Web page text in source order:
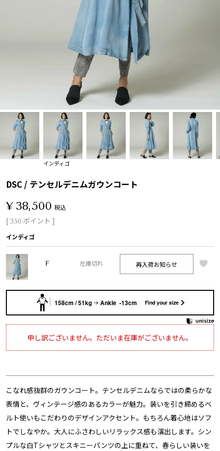
インディゴ
DSC / テンセルデニムガウンコート
¥ 38,500 税込
[ 350 ポイント ]
インディゴ
F 在庫切れ 再入荷お知らせ
158cm / 51kg Ankle -13cm Find your size
申し訳ございません。ただいま在庫がございません。
こなれ感抜群のガウンコート。テンセルデニムならではの柔らかな
表情と、ヴィンテージ感のあるカラーが魅力。装いを引き締めるベ
ルト使いもこだわりのデザインアクセント。もちろん着心地はソフ
トでしなやか。大人にふさわしいリラックス感も演出します。シン
プルな白Tシャツとスキニーパンツの上に重ねて、春らしい装いを